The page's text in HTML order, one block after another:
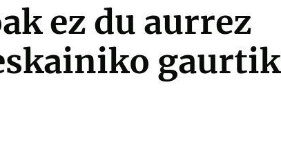
ez du aurrez
gaurtik